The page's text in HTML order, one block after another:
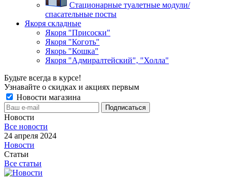
Стационарные туалетные модули/
спасательные посты
Якоря складные
Якоря "Присоски"
Якоря "Коготь"
Якорь "Кошка"
Якоря "Адмиралтейский", "Холла"
Будьте всегда в курсе!
Узнавайте о скидках и акциях первым
Новости магазина
Новости
Все новости
24 апреля 2024
Новости
Статьи
Все статьи